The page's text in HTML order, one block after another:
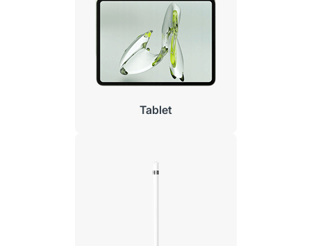
Tablet